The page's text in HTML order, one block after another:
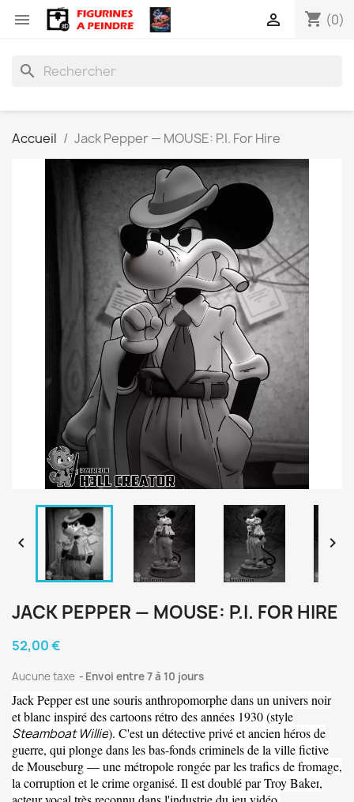
 shopping_cart (0)

search
Accueil Jack Pepper — MOUSE: P.I. For Hire
 
JACK PEPPER — MOUSE: P.I. FOR HIRE
52,00 €
Aucune taxe Envoi entre 7 à 10 jours
Jack Pepper est une souris anthropomorphe dans un univers noir
et blanc inspiré des cartoons rétro des années 1930 (style
Steamboat Willie). C'est un détective privé et ancien héros de
guerre, qui plonge dans les bas-fonds criminels de la ville fictive
deMouseburg— une métropole rongée par les trafics de fromage,
la corruption et le crime organisé. Il est doublé parTroy Baker,